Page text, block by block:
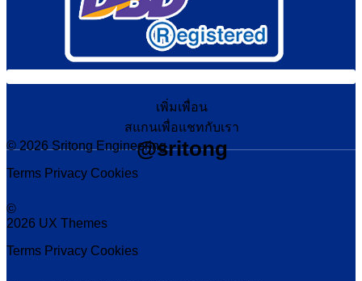
เพิ่มเพื่อน
สแกนเพื่อแชทกับเรา
@sritong
© 2026 Sritong Engineering
Terms Privacy Cookies
©
2026 UX Themes
Terms Privacy Cookies